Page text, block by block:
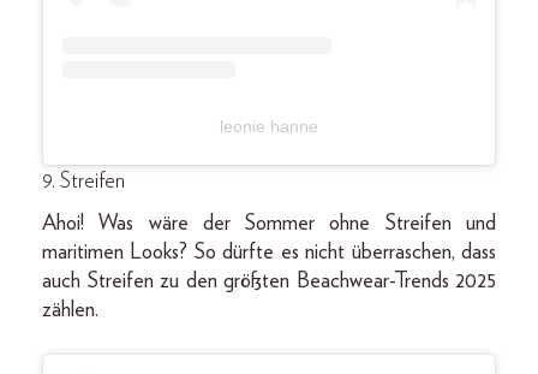
leonie hanne
9. Streifen
Ahoi! Was wäre der Sommer ohne Streifen und
maritimen Looks? So dürfte es nicht überraschen, dass
auch Streifen zu den größten Beachwear-Trends 2025
zählen.